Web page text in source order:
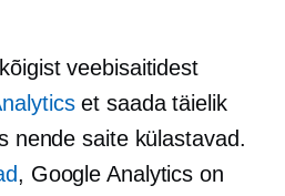
veebisaitidest
et saada täielik
nende saite külastavad.
, Google Analytics on